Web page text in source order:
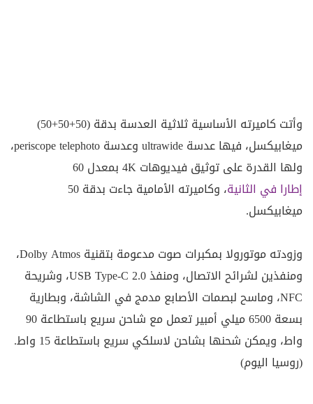
وأتت كاميرته الأساسية ثلاثية العدسة بدقة (50+50+50)
ميغابيكسل، فيها عدسة ultrawide وعدسة periscope telephoto،
ولها القدرة على توثيق فيديوهات 4K بمعدل 60
إطارا في الثانية
، وكاميرته الأمامية جاءت بدقة 50
ميغابيكسل.
وزودته موتورولا بمكبرات صوت مدعومة بتقنية Dolby Atmos،
ومنفذين لشرائح الاتصال، ومنفذ USB Type-C 2.0، وشريحة
NFC، وماسح لبصمات الأصابع مدمج في الشاشة، وبطارية
بسعة 6500 ميلي أمبير تعمل مع شاحن سريع باستطاعة 90
واط، ويمكن شحنها بشاحن لاسلكي سريع باستطاعة 15 واط.
(روسيا اليوم)